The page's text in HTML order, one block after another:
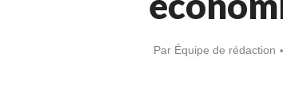
Par Équipe de rédaction